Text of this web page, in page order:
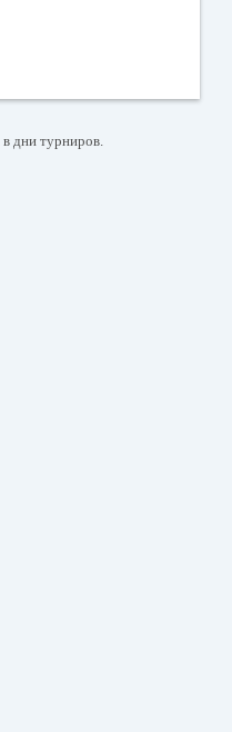
в дни турниров.